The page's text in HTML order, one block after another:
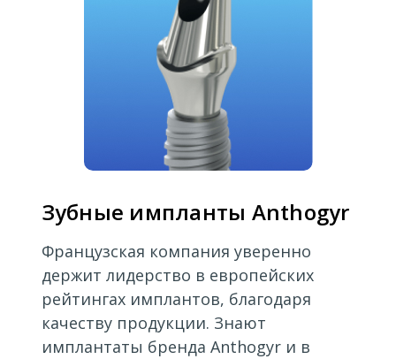
Зубные импланты Anthogyr
Французская компания уверенно
держит лидерство в европейских
рейтингах имплантов, благодаря
качеству продукции. Знают
имплантаты бренда Anthogyr и в